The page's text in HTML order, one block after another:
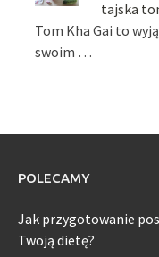
tajska
Tom Kha Gai to
swoim …
POLECAMY
Jak przygotowanie
Twoją dietę?